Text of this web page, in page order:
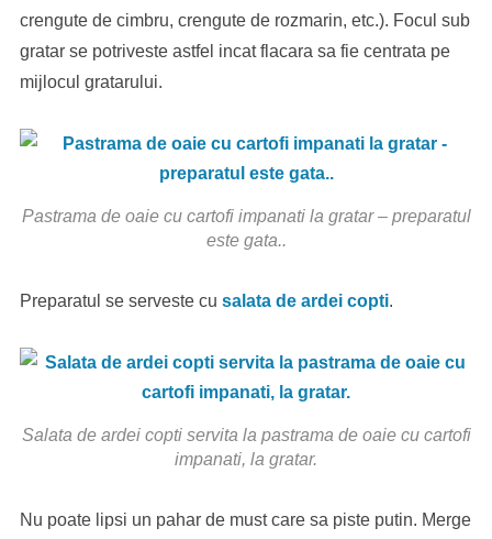
crengute de cimbru, crengute de rozmarin, etc.). Focul sub
gratar se potriveste astfel incat flacara sa fie centrata pe
mijlocul gratarului.
Pastrama de oaie cu cartofi impanati la gratar – preparatul
este gata..
Preparatul se serveste cu salata de ardei copti.
Salata de ardei copti servita la pastrama de oaie cu cartofi
impanati, la gratar.
Nu poate lipsi un pahar de must care sa piste putin. Merge